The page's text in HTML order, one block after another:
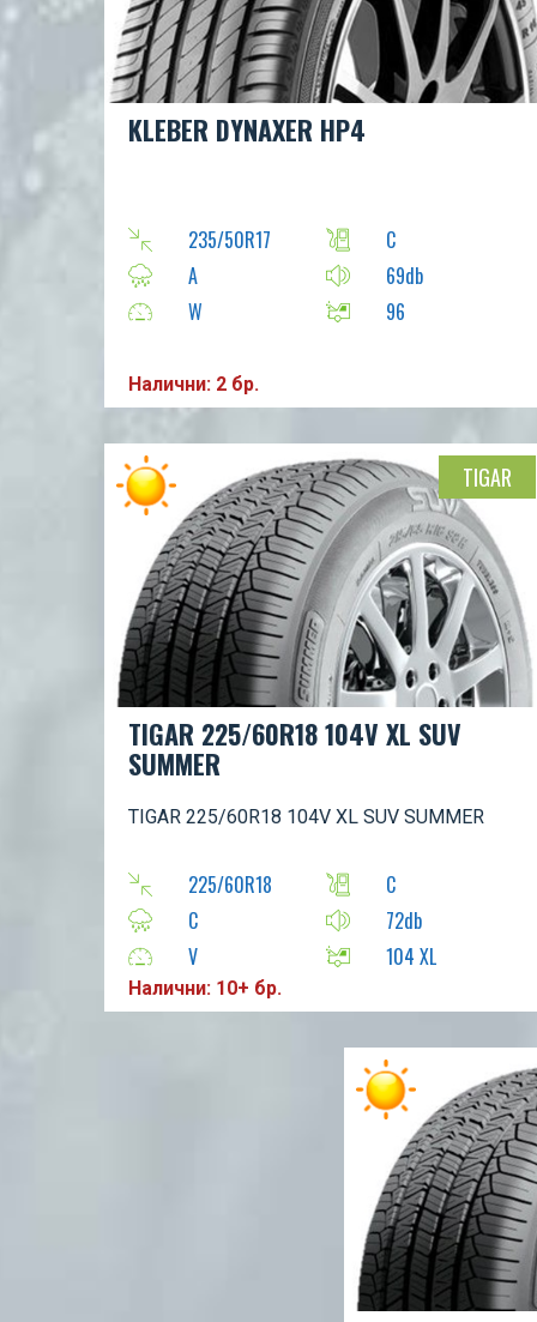
KLEBER DYNAXER HP4
235/50R17
C
A
69db
W
96
Налични: 2 бр.
TIGAR 225/60R18 104V XL SUV
SUMMER
TIGAR 225/60R18 104V XL SUV SUMMER
225/60R18
C
C
72db
V
104 XL
Налични: 10+ бр.
TIGAR